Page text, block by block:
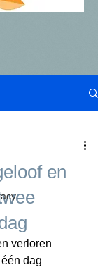
en
verloren
dag